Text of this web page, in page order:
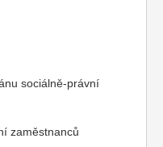
sociálně-právní
zaměstnanců